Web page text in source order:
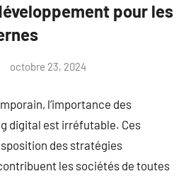
pour les
octobre 23, 2024
l’importance des
digital est irréfutable. Ces
des stratégies
les sociétés de toutes